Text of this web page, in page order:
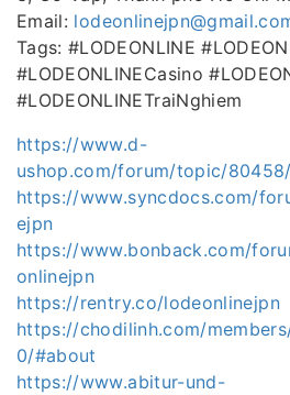
Email:
Tags: #LODEONLINE
#LODEONLINECasino
#LODEONLINETraiNghiem
https://www.d-
ushop.com/forum/topic/
https://www.syncdocs.com/
ejpn
https://www.bonback.com/
onlinejpn
https://rentry.co/lodeonlinejpn
https://chodilinh.com/
0/#about
https://www.abitur-und-